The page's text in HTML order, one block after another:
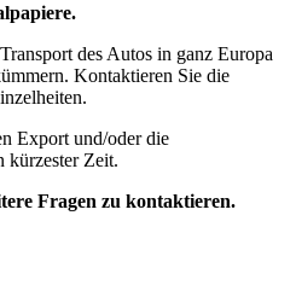
des Autos in ganz Europa
Kontaktieren Sie die
Export und/oder die
kürzester Zeit.
Fragen zu kontaktieren.